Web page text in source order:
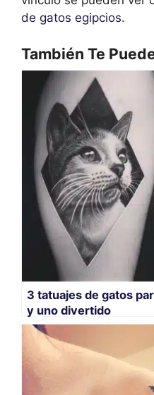
de gatos egipcios.
También Te
3 tatuajes de gatos
y uno divertido